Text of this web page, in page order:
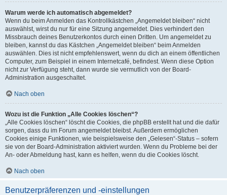
Warum werde ich automatisch abgemeldet?
Wenn du beim Anmelden das Kontrollkästchen „Angemeldet bleiben“ nicht
auswählst, wirst du nur für eine Sitzung angemeldet. Dies verhindert den
Missbrauch deines Benutzerkontos durch einen Dritten. Um angemeldet zu
bleiben, kannst du das Kästchen „Angemeldet bleiben“ beim Anmelden
auswählen. Dies ist nicht empfehlenswert, wenn du dich an einem öffentlichen
Computer, zum Beispiel in einem Internetcafé, befindest. Wenn diese Option
nicht zur Verfügung steht, dann wurde sie vermutlich von der Board-
Administration ausgeschaltet.
Nach oben
Wozu ist die Funktion „Alle Cookies löschen“?
„Alle Cookies löschen“ löscht die Cookies, die phpBB erstellt hat und die dafür
sorgen, dass du im Forum angemeldet bleibst. Außerdem ermöglichen
Cookies einige Funktionen, wie beispielsweise den „Gelesen“-Status – sofern
sie von der Board-Administration aktiviert wurden. Wenn du Probleme bei der
An- oder Abmeldung hast, kann es helfen, wenn du die Cookies löscht.
Nach oben
Benutzerpräferenzen und -einstellungen